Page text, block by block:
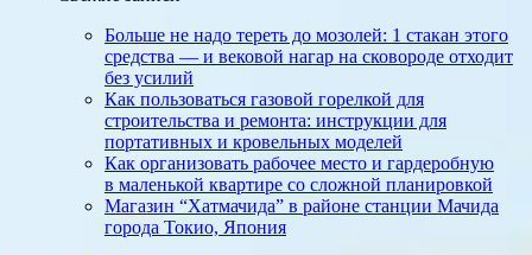
Больше не надо тереть до мозолей: 1 стакан этого
средства — и вековой нагар на сковороде отходит
без усилий
Как пользоваться газовой горелкой для
строительства и ремонта: инструкции для
портативных и кровельных моделей
Как организовать рабочее место и гардеробную
в маленькой квартире со сложной планировкой
Магазин “Хатмачида” в районе станции Мачида
города Токио, Япония